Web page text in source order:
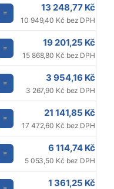
13 248,77 Kč
10 949,40 Kč bez DPH
19 201,25 Kč
15 868,80 Kč bez DPH
3 954,16 Kč
3 267,90 Kč bez DPH
21 141,85 Kč
17 472,60 Kč bez DPH
6 114,74 Kč
5 053,50 Kč bez DPH
1 361,25 Kč